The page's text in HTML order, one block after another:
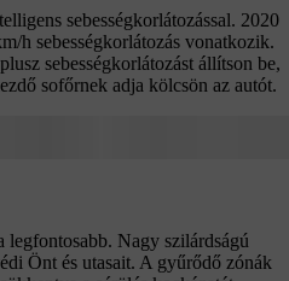
sebességkorlátozással. 2020
h sebességkorlátozás vonatkozik.
sebességkorlátozást állítson be,
sofőrnek adja kölcsön az autót.
legfontosabb. Nagy szilárdságú
Önt és utasait. A gyűrődő zónák